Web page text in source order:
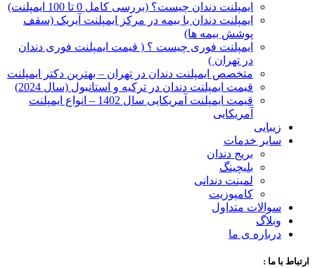
ایمپلنت دندان چیست؟ (بررسی کامل 0 تا 100 ایمپلنت)
ایمپلنت دندان با بیمه در مرکز ایمپلنت آیریک (سقف
پوشش بیمه ها)
ایمپلنت فوری چیست ؟ ( قیمت ایمپلنت فوری دندان
در تهران )
متخصص ایمپلنت دندان در تهران – بهترین دکتر ایمپلنت
قیمت ایمپلنت دندان در ترکیه و استانبول (سال 2024)
قیمت ایمپلنت آمریکایی سال 1402 – انواع ایمپلنت
آمریکایی
زیبایی
سایر خدمات
بریج دندان
بلیچینگ
لمینت دندانی
کامپوزیت
سوالات متداول
وبلاگ
درباره ی ما
ارتباط با ما :